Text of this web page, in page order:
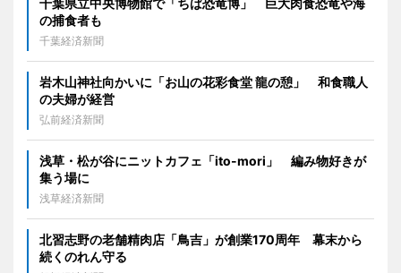
の捕食者も
千葉経済新聞
岩木山神社向かいに「お山の花彩食堂 龍の憩」 和食職人
の夫婦が経営
弘前経済新聞
浅草・松が谷にニットカフェ「ito-mori」 編み物好きが
集う場に
浅草経済新聞
北習志野の老舗精肉店「鳥吉」が創業170周年 幕末から
続くのれん守る